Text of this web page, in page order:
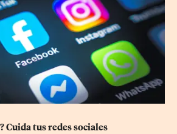
Cuida tus redes sociales